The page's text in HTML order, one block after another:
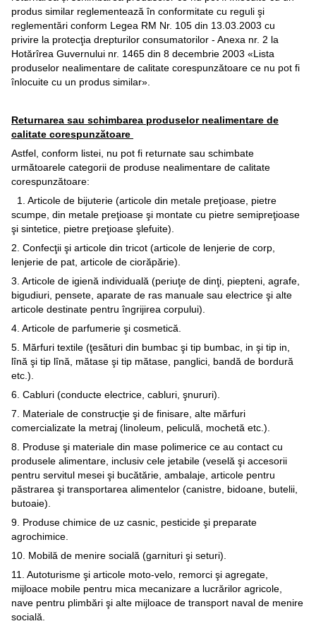
produs similar reglementează în conformitate cu reguli şi
reglementări conform Legea RM Nr. 105 din 13.03.2003 cu
privire la protecţia drepturilor consumatorilor - Anexa nr. 2 la
Hotărîrea Guvernului nr. 1465 din 8 decembrie 2003 «Lista
produselor nealimentare de calitate corespunzătoare ce nu pot fi
înlocuite cu un produs similar».
Returnarea sau schimbarea produselor nealimentare de
calitate corespunzătoare
Astfel, conform listei, nu pot fi returnate sau schimbate
următoarele categorii de produse nealimentare de calitate
corespunzătoare:
1. Articole de bijuterie (articole din metale preţioase, pietre
scumpe, din metale preţioase şi montate cu pietre semipreţioase
şi sintetice, pietre preţioase şlefuite).
2. Confecţii şi articole din tricot (articole de lenjerie de corp,
lenjerie de pat, articole de ciorăpărie).
3. Articole de igienă individuală (periuţe de dinţi, piepteni, agrafe,
bigudiuri, pensete, aparate de ras manuale sau electrice şi alte
articole destinate pentru îngrijirea corpului).
4. Articole de parfumerie şi cosmetică.
5. Mărfuri textile (ţesături din bumbac şi tip bumbac, in şi tip in,
lînă şi tip lînă, mătase şi tip mătase, panglici, bandă de bordură
etc.).
6. Cabluri (conducte electrice, cabluri, şnururi).
7. Materiale de construcţie şi de finisare, alte mărfuri
comercializate la metraj (linoleum, peliculă, mochetă etc.).
8. Produse şi materiale din mase polimerice ce au contact cu
produsele alimentare, inclusiv cele jetabile (veselă şi accesorii
pentru servitul mesei şi bucătărie, ambalaje, articole pentru
păstrarea şi transportarea alimentelor (canistre, bidoane, butelii,
butoaie).
9. Produse chimice de uz casnic, pesticide şi preparate
agrochimice.
10. Mobilă de menire socială (garnituri şi seturi).
11. Autoturisme şi articole moto-velo, remorci şi agregate,
mijloace mobile pentru mica mecanizare a lucrărilor agricole,
nave pentru plimbări şi alte mijloace de transport naval de menire
socială.